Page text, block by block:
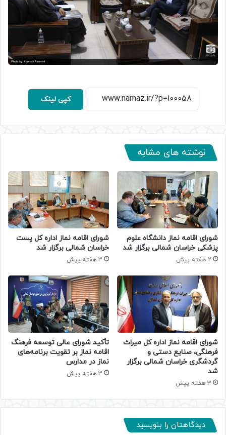
کپی لینک
نوشته های مشابه
شورای اقامه نماز دانشگاه علوم
پزشکی خراسان شمالی برگزار شد
2 هفته پیش
شورای اقامه نماز اداره کل پست
خراسان شمالی برگزار شد
3 هفته پیش
شورای اقامه نماز اداره کل میراث
فرهنگی، صنایع دستی و
گردشگری خراسان شمالی برگزار
شد
3 هفته پیش
تأکید شورای عالی توسعه فرهنگ
اقامه نماز بر تقویت برنامه‌های
نماز در مدارس
3 هفته پیش
دیدگاهتان را بنویسید